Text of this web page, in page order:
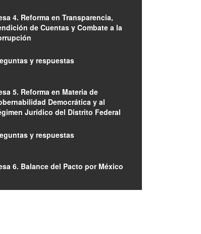
4. Reforma en Transparencia,
de Cuentas y Combate a la
y respuestas
5. Reforma en Materia de
Democrática y al
Jurídico del Distrito Federal
y respuestas
6. Balance del Pacto por México